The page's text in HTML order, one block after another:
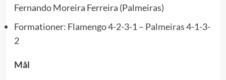
Fernando Moreira Ferreira (Palmeiras)
Formationer: Flamengo 4-2-3-1 – Palmeiras4-1-3-
2
Mål